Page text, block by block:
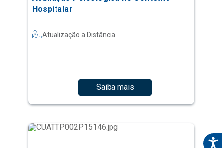
Hospitalar
Atualização a Distância
Saiba mais